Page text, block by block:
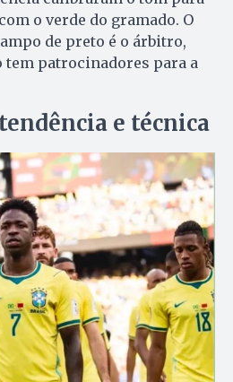
o verde do gramado. O
de preto é o árbitro,
tem patrocinadores para a
e técnica